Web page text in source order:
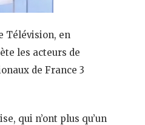
Télévision, en
les acteurs de
de France 3
qui n’ont plus qu’un